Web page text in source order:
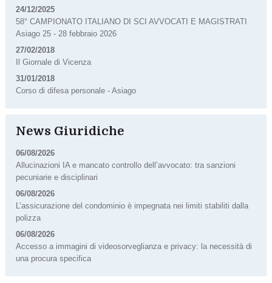
24/12/2025
58° CAMPIONATO ITALIANO DI SCI AVVOCATI E MAGISTRATI
Asiago 25 - 28 febbraio 2026
27/02/2018
Il Giornale di Vicenza
31/01/2018
Corso di difesa personale - Asiago
News Giuridiche
06/08/2026
Allucinazioni IA e mancato controllo dell’avvocato: tra sanzioni
pecuniarie e disciplinari
06/08/2026
L’assicurazione del condominio è impegnata nei limiti stabiliti dalla
polizza
06/08/2026
Accesso a immagini di videosorveglianza e privacy: la necessità di
una procura specifica